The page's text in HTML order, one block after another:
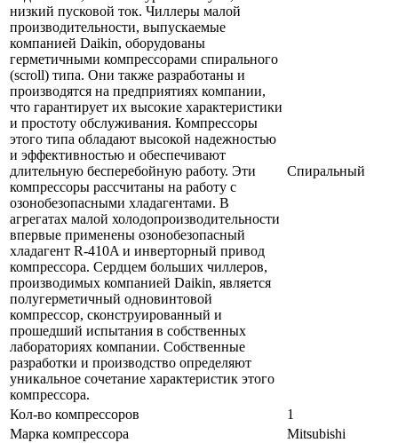
низкий пусковой ток. Чиллеры малой
производительности, выпускаемые
компанией Daikin, оборудованы
герметичными компрессорами спирального
(scroll) типа. Они также разработаны и
производятся на предприятиях компании,
что гарантирует их высокие характеристики
и простоту обслуживания. Компрессоры
этого типа обладают высокой надежностью
и эффективностью и обеспечивают
длительную бесперебойную работу. Эти
компрессоры рассчитаны на работу с
озонобезопасными хладагентами. В
агрегатах малой холодопроизводительности
впервые применены озонобезопасный
хладагент R-410A и инверторный привод
компрессора. Сердцем больших чиллеров,
производимых компанией Daikin, является
полугерметичный одновинтовой
компрессор, сконструированный и
прошедший испытания в собственных
лабораториях компании. Собственные
разработки и производство определяют
уникальное сочетание характеристик этого
компрессора.
Спиральный
Кол-во компрессоров
1
Марка компрессора
Mitsubishi